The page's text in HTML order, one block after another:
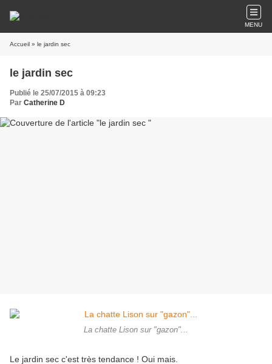
MENU
Accueil » le jardin sec
le jardin sec
Publié le 25/07/2015 à 09:23
Par Catherine D
La chatte Lison sur "gazon"...
Le jardin sec c'est très tendance ! Oui mais.